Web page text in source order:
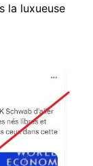
la luxueuse